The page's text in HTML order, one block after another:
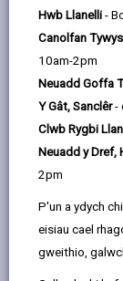
Hwb Llanelli -
Canolfan
10am-2pm
Neuadd Goffa
Y Gât, Sanclêr-
Clwb Rygbi
Neuadd y Dref,
2pm
P'un a ydych
eisiau cael
gweithio,